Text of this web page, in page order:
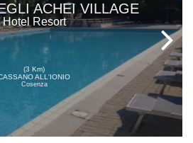
ACHEI VILLAGE
Hotel Resort
(3 Km)
ALL'IONIO
Cosenza